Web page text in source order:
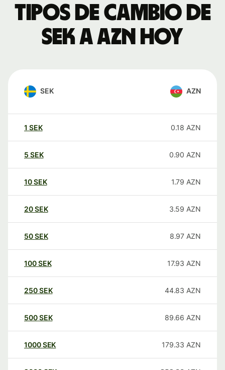
Tipos de cambio de
SEK a AZN hoy
SEK AZN
1 SEK 0.18 AZN
5 SEK 0.90 AZN
10SEK 1.79 AZN
20SEK 3.59 AZN
50SEK 8.97 AZN
100SEK 17.93 AZN
250SEK 44.83 AZN
500SEK 89.66 AZN
1000SEK 179.33 AZN